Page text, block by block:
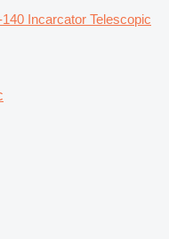
Incarcator Telescopic